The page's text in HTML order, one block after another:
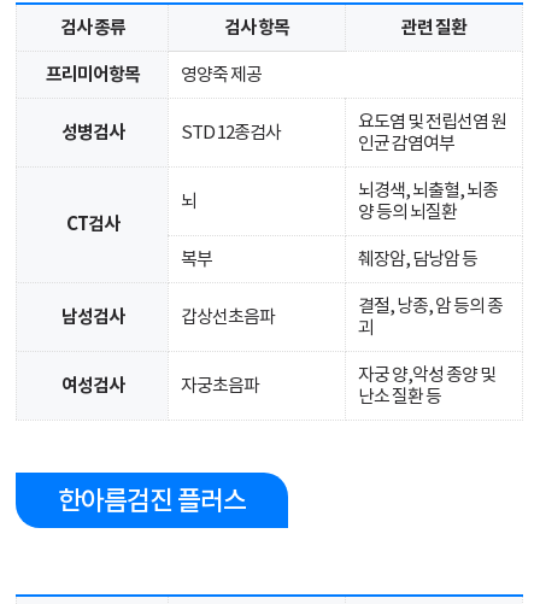
검사 종류 검사 항목 관련 질환
프리미어항목 영양죽 제공
성병검사 STD 12종검사
요도염 및 전립선염 원
인균 감염여부
CT검사
뇌
뇌경색, 뇌출혈, 뇌종
양 등의 뇌질환
복부 췌장암, 담낭암 등
남성검사 갑상선초음파
결절, 낭종, 암 등의 종
괴
여성검사 자궁초음파
자궁 양,악성 종양 및
난소 질환 등
한아름검진 플러스